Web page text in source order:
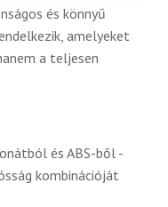
és könnyű
amelyeket
a teljesen
és ABS-ből -
kombinációját